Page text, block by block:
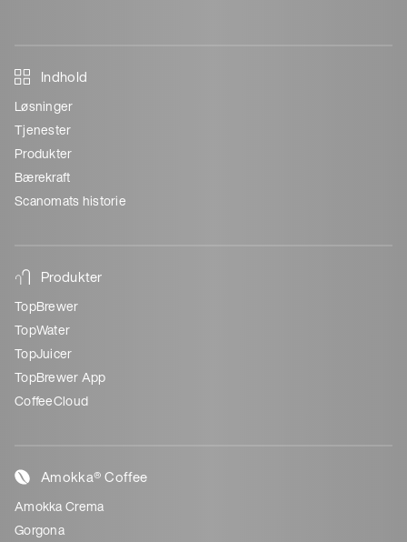
Indhold
Løsninger
Tjenester
Produkter
Bærekraft
Scanomats historie
Produkter
TopBrewer
TopWater
TopJuicer
TopBrewer App
CoffeeCloud
Amokka® Coffee
Amokka Crema
Gorgona